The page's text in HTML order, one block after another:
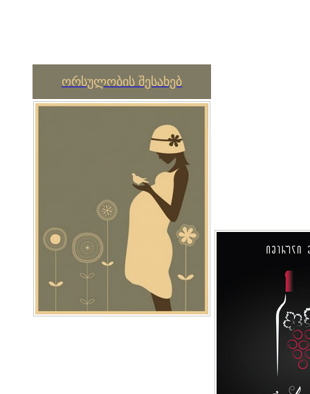
ორსულობის შესახებ